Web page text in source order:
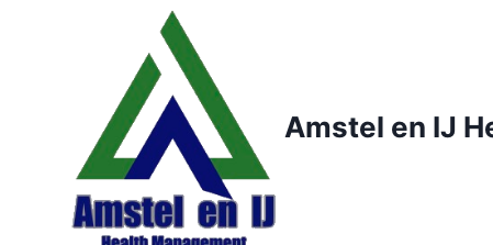
Amstel en IJ